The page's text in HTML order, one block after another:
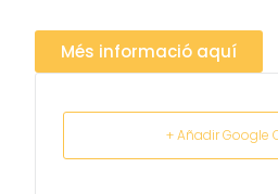
Més informació aquí
+ Añadir Google